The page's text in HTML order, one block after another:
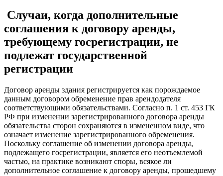
Случаи, когда дополнительные
соглашения к договору аренды,
требующему госрегистрации, не
подлежат государственной
регистрации
Договор аренды здания регистрируется как порождаемое
данным договором обременение прав арендодателя
соответствующими обязательствами. Согласно п. 1 ст. 453 ГК
РФ при изменении зарегистрированного договора аренды
обязательства сторон сохраняются в измененном виде, что
означает изменение зарегистрированного обременения.
Поскольку соглашение об изменении договора аренды,
подлежащего госрегистрации, является его неотъемлемой
частью, на практике возникают споры, всякое ли
дополнительное соглашение к договору аренды, прошедшему